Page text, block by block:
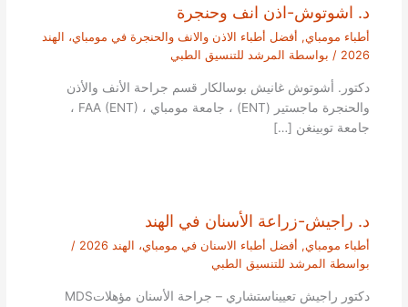
د. اشوتوش-اذن انف وحنجرة
أطباء مومباي, أفضل أطباء الاذن والانف والحنجرة في مومباي، الهند
2026 / بواسطة المرشد للتنسيق الطبي
دكتور. أشوتوش غانيش بوسالكار قسم جراحة الأنف والأذن
والحنجرة ماجستير (ENT) ، جامعة مومباي ، FAA (ENT) ،
جامعة توبينغن […]
د. راجيش-زراعة الأسنان في الهند
أطباء مومباي, أفضل أطباء الاسنان في مومباي، الهند 2026
/
بواسطة المرشد للتنسيق الطبي
دكتور راجيش تعييناستشاري – جراحة الأسنان مؤهلاتMDS